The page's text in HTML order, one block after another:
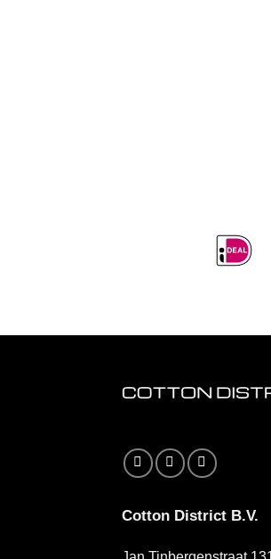
Cotton District B.V.